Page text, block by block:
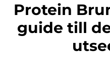
Protein Brun utan sol: En
guide till